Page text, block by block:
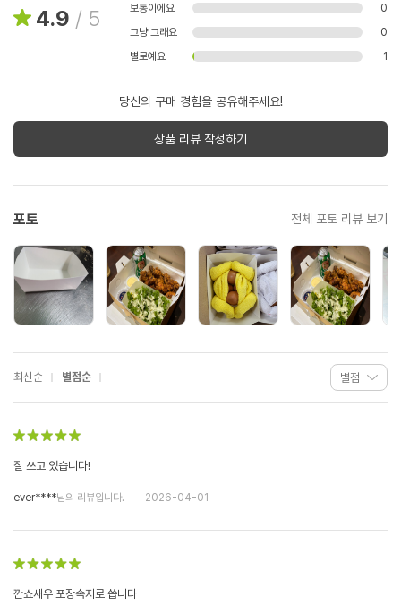
4.9 / 5
보통이에요
0
그냥 그래요
0
별로예요
1
당신의 구매 경험을 공유해주세요!
상품 리뷰 작성하기
포토 전체 포토 리뷰 보기
최신순 별점순
잘 쓰고 있습니다!
ever****님의 리뷰입니다. 2026-04-01
깐쇼새우 포장속지로 씁니다